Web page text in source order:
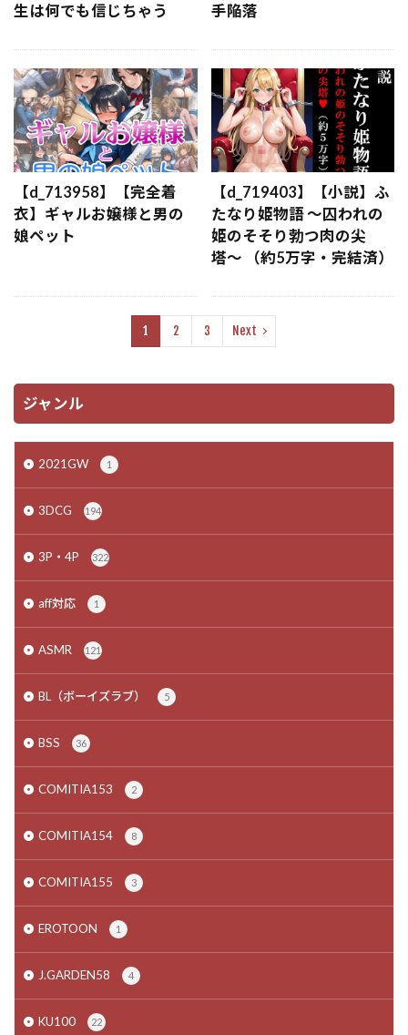
生は何でも信じちゃう
手陥落
【d_713958】【完全着
衣】ギャルお嬢様と男の
娘ペット
【d_719403】【小説】ふ
たなり姫物語 〜囚われの
姫のそそり勃つ肉の尖
塔〜 （約5万字・完結済）
1 2 3 Next
ジャンル
2021GW 1
3DCG 194
3P・4P 322
aff対応 1
ASMR 121
BL（ボーイズラブ） 5
BSS 36
COMITIA153 2
COMITIA154 8
COMITIA155 3
EROTOON 1
J.GARDEN58 4
KU100 22